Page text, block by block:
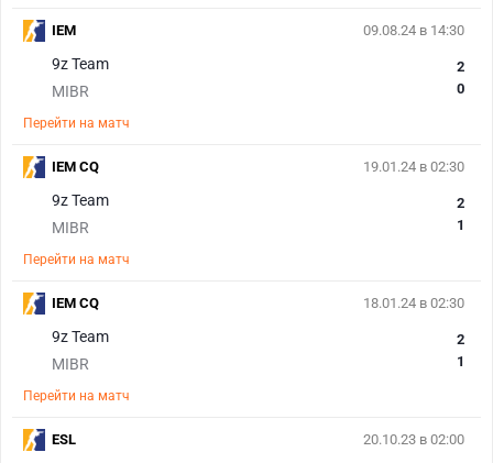
09.08.24 в 14:30
9z Team
MIBR
2
0
Перейти на матч
IEM
19.01.24 в 02:30
9z Team
MIBR
2
1
Перейти на матч
IEM CQ
18.01.24 в 02:30
9z Team
MIBR
2
1
Перейти на матч
IEM CQ
20.10.23 в 02:00
ESL